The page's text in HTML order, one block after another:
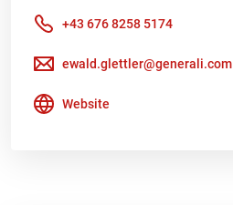
+43 676 8258 5174
ewald.glettler@generali.com
Website